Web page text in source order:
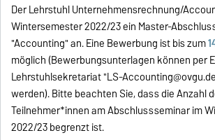
Der Lehrstuhl Unternehmensrechnung/
Wintersemester 2022/23 ein Master-
"Accounting" an.Eine Bewerbung ist bis zum
möglich (Bewerbungsunterlagen können per
Lehrstuhlsekretariat "LS-Accounting@ovgu.de
werden).Bitte beachten Sie, dass die Anzahl
Teilnehmer*innenam Abschlussseminar im
2022/23 begrenzt ist.